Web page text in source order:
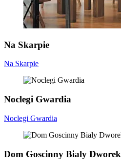
Na Skarpie
Na Skarpie
Noclegi Gwardia
Noclegi Gwardia
Dom Goscinny Bialy Dworek